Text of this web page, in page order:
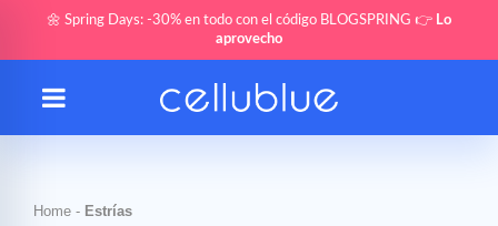
🌼 Spring Days: -30% en todo con el código BLOGSPRING 👉 Lo
aprovecho
Home - Estrías